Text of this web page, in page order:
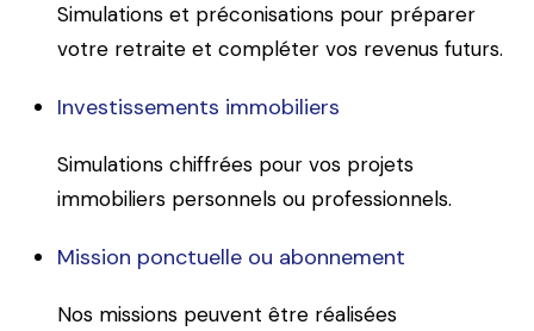
Simulations et préconisations pour préparer
votre retraite et compléter vos revenus futurs.
Investissements immobiliers
Simulations chiffrées pour vos projets
immobiliers personnels ou professionnels.
Mission ponctuelle ou abonnement
Nos missions peuvent être réalisées